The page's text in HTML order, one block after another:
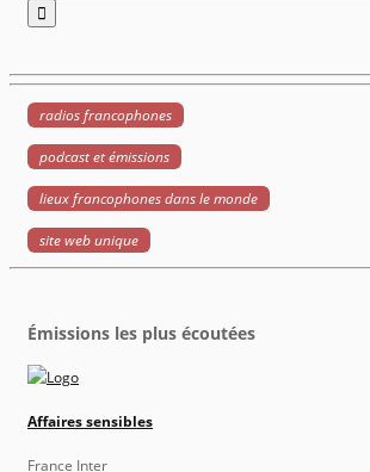
radios francophones
podcast et émissions
lieux francophones dans le monde
site web unique
Émissions les plus écoutées
Affaires sensibles
France Inter